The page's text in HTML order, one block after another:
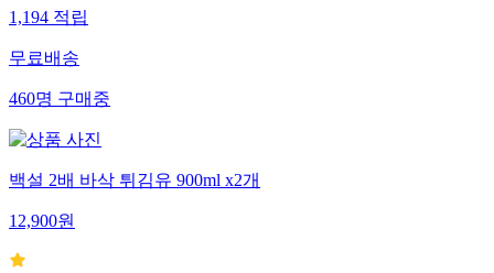
1,194 적립
무료배송
460명 구매중
백설 2배 바삭 튀김유 900ml x2개
12,900원